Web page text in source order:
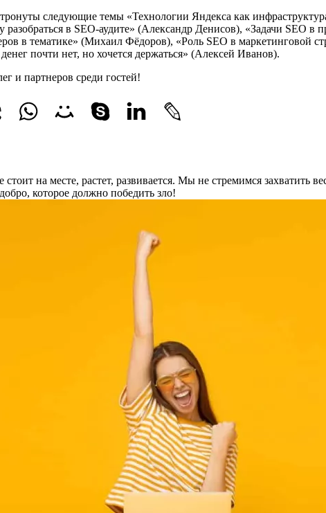
следующие темы «Технологии Яндекса как
в SEO-аудите» (Александр Денисов), «Задачи SEO
в тематике» (Михаил Фёдоров), «Роль SEO в маркетинговой
почти нет, но хочется держаться» (Алексей Иванов).
и партнеров среди гостей!
на месте, растет, развивается. Мы не стремимся захватить
которое должно победить зло!